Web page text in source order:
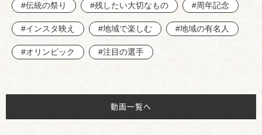
#伝統の祭り #残したい大切なもの #周年記念
#インスタ映え #地域で楽しむ #地域の有名人
#オリンピック #注目の選手
動画一覧へ